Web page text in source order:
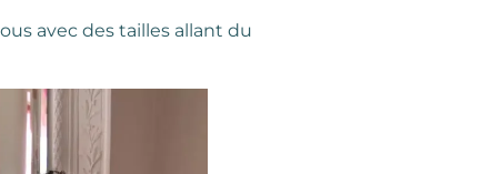
avec des tailles allant du